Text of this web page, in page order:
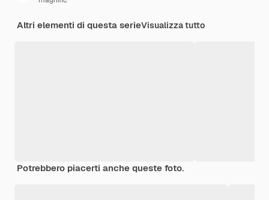
Altri elementi di questa serieVisualizza tutto
Potrebbero piacerti anche queste foto.